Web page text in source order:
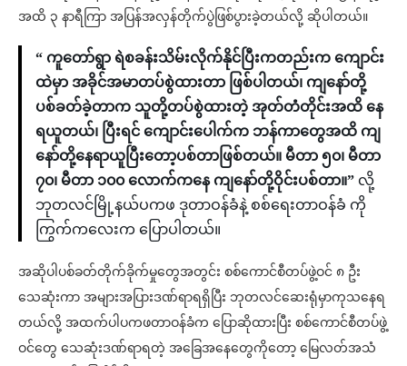
အထိ ၃ နာရီကြာ အပြန်အလှန်တိုက်ပွဲဖြစ်ပွားခဲ့တယ်လို့ ဆိုပါတယ်။
“ ကူတော်ရွာ ရဲစခန်းသိမ်းလိုက်နိုင်ပြီးကတည်းက ကျောင်း
ထဲမှာ အခိုင်အမာတပ်စွဲထားတာ ဖြစ်ပါတယ်၊ ကျနော်တို့
ပစ်ခတ်ခဲ့တာက သူတို့တပ်စွဲထားတဲ့ အုတ်တံတိုင်းအထိ နေ
ရယူတယ်၊ ပြီးရင် ကျောင်းပေါက်က ဘန်ကာတွေအထိ ကျ
နော်တို့နေရာယူပြီးတော့ပစ်တာဖြစ်တယ်။ မီတာ ၅၀၊ မီတာ
၇၀၊ မီတာ ၁၀၀ လောက်ကနေ ကျနော်တို့ဝိုင်းပစ်တာ။” လို့
ဘုတလင်မြို့နယ်ပကဖ ဒုတာဝန်ခံနဲ့ စစ်ရေးတာဝန်ခံ ကို
ကြွက်ကလေးက ပြောပါတယ်။
အဆိုပါပစ်ခတ်တိုက်ခိုက်မှုတွေအတွင်း စစ်ကောင်စီတပ်ဖွဲ့ဝင် ၈ ဦး
သေဆုံးကာ အများအပြားဒဏ်ရာရရှိပြီး ဘုတလင်ဆေးရုံမှာကုသနေရ
တယ်လို့ အထက်ပါပကဖတာဝန်ခံက ပြောဆိုထားပြီး စစ်ကောင်စီတပ်ဖွဲ့
ဝင်တွေ သေဆုံးဒဏ်ရာရတဲ့ အခြေအနေတွေကိုတော့ မြေလတ်အသံ